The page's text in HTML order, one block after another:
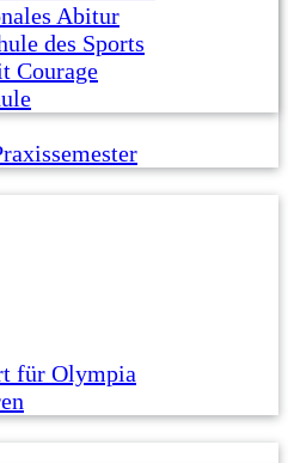
Abitur
des Sports
Courage
für Olympia